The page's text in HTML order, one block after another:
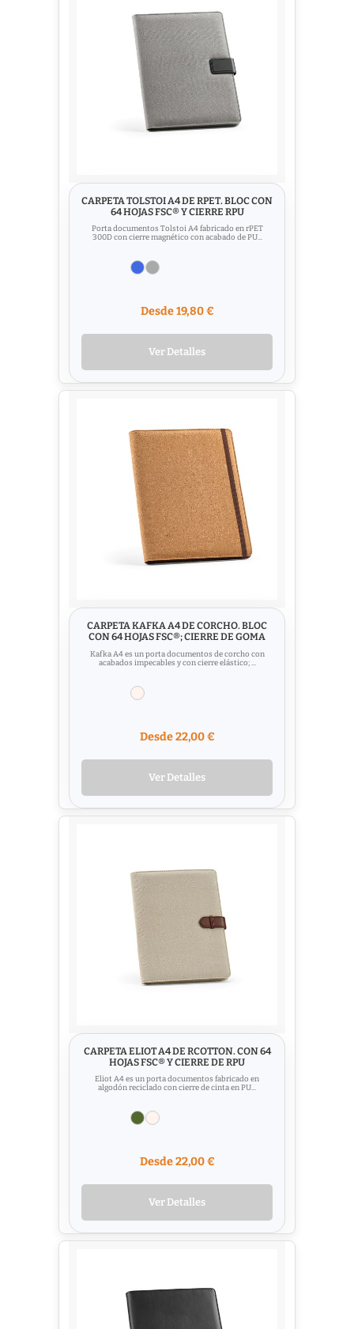
CARPETA TOLSTOI A4 DE RPET. BLOC CON
64 HOJAS FSC® Y CIERRE RPU
Porta documentos Tolstoi A4 fabricado en rPET
300D con cierre magnético con acabado de PU...
Desde 19,80 €
Ver Detalles
CARPETA KAFKA A4 DE CORCHO. BLOC
CON 64 HOJAS FSC®; CIERRE DE GOMA
Kafka A4 es un porta documentos de corcho con
acabados impecables y con cierre elástico; ...
Desde 22,00 €
Ver Detalles
CARPETA ELIOT A4 DE RCOTTON. CON 64
HOJAS FSC® Y CIERRE DE RPU
Eliot A4 es un porta documentos fabricado en
algodón reciclado con cierre de cinta en PU...
Desde 22,00 €
Ver Detalles